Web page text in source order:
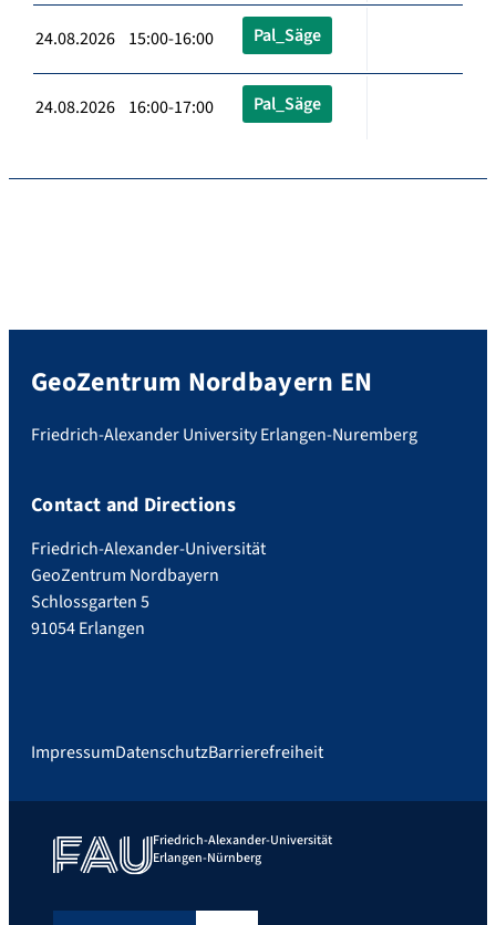
24.08.2026 15:00-16:00 Pal_Säge
24.08.2026 16:00-17:00 Pal_Säge
GeoZentrum Nordbayern EN
Friedrich-Alexander University Erlangen-Nuremberg
Contact and Directions
Friedrich-Alexander-Universität
GeoZentrum Nordbayern
Schlossgarten 5
91054 Erlangen
ImpressumDatenschutzBarrierefreiheit
Friedrich-Alexander-Universität
Erlangen-Nürnberg